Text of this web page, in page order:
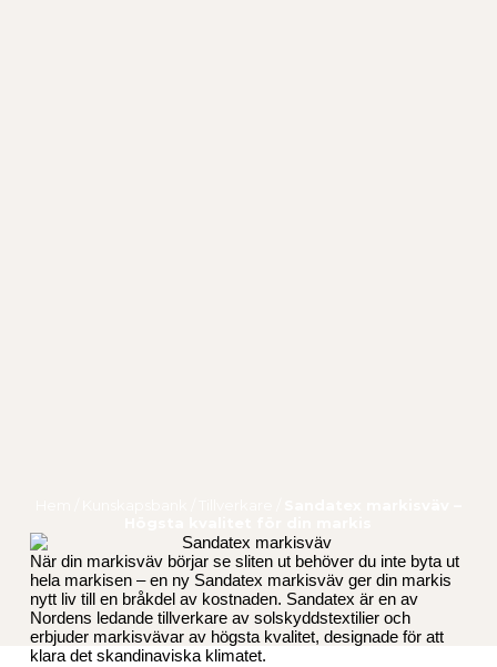
När din markisväv börjar se sliten ut behöver du inte byta ut
hela markisen – en ny Sandatex markisväv ger din markis
nytt liv till en bråkdel av kostnaden. Sandatex är en av
Nordens ledande tillverkare av solskyddstextilier och
erbjuder markisvävar av högsta kvalitet, designade för att
klara det skandinaviska klimatet.